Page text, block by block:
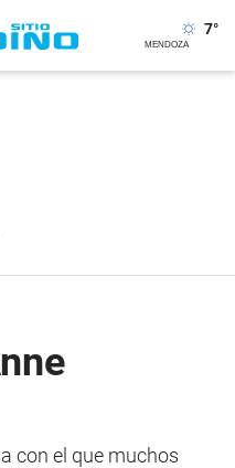
7°
con el que muchos